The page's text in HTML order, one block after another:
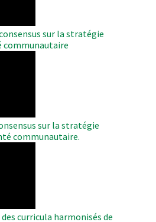
sur la stratégie
communautaire
sur la stratégie
communautaire.
curricula harmonisés de